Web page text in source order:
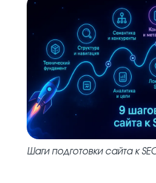
Шаги подготовки сайта к